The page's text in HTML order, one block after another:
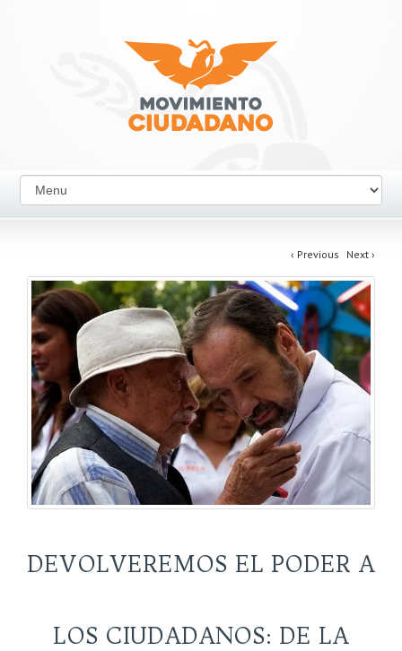
‹ Previous Next ›
DEVOLVEREMOS EL PODER A
LOS CIUDADANOS: DE LA